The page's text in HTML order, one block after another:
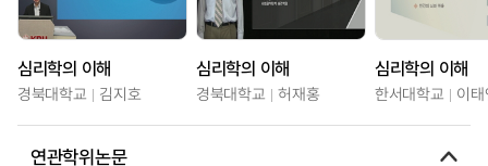
심리학의 이해
경북대학교 김지호
심리학의 이해
경북대학교 허재홍
심리학의 이해
한서대학교 이
연관학위논문